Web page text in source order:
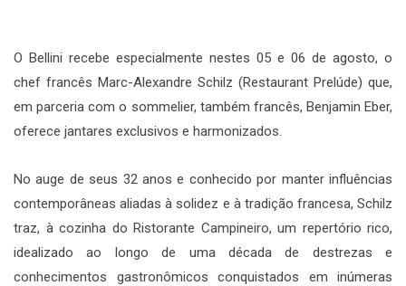
O Bellini recebe especialmente nestes 05 e 06 de agosto, o
chef francês Marc-Alexandre Schilz (Restaurant Prelúde) que,
em parceria com o sommelier, também francês, Benjamin Eber,
oferece jantares exclusivos e harmonizados.
No auge de seus 32 anos e conhecido por manter influências
contemporâneas aliadas à solidez e à tradição francesa, Schilz
traz, à cozinha do Ristorante Campineiro, um repertório rico,
idealizado ao longo de uma década de destrezas e
conhecimentos gastronômicos conquistados em inúmeras